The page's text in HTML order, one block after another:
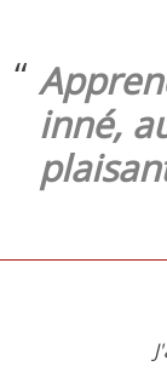
inné,